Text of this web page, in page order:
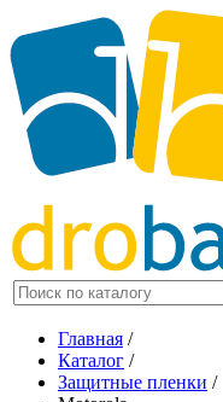
Главная /
Каталог /
Защитные пленки /